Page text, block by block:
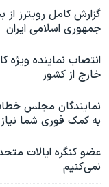
گزارش کامل رویترز از
جمهوری اسلامی ایران
انتصاب نماینده ویژه
خارج از کشور
نمایندگان مجلس
به کمک فوری شما نیاز
عضو کنگره ایالات
نمی‌کنیم